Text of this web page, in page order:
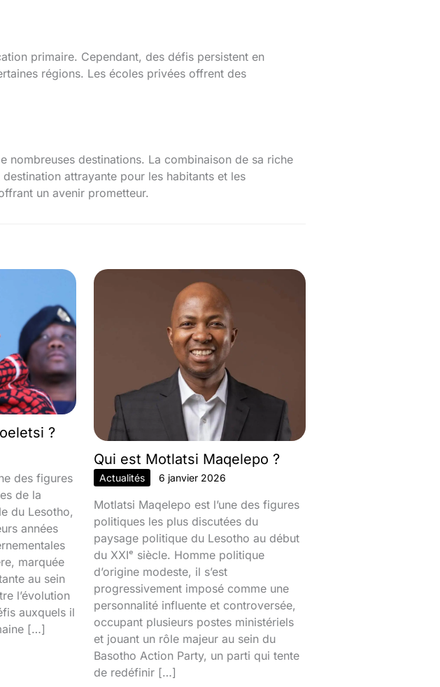
primaire. Cependant, des défis persistent en
régions. Les écoles privées offrent des
destinations. La combinaison de sa riche
attrayante pour les habitants et les
un avenir prometteur.
?
des figures
de la
du Lesotho,
années
marquée
au sein
l’évolution
auxquels il
[…]
Qui est Motlatsi Maqelepo ?
Actualités 6 janvier 2026
Motlatsi Maqelepo est l’une des figures
politiques les plus discutées du
paysage politique du Lesotho au début
du XXIᵉ siècle. Homme politique
d’origine modeste, il s’est
progressivement imposé comme une
personnalité influente et controversée,
occupant plusieurs postes ministériels
et jouant un rôle majeur au sein du
Basotho Action Party, un parti qui tente
de redéfinir […]